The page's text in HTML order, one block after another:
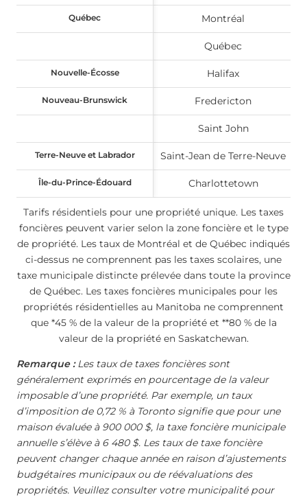
Québec Montréal
Québec
Nouvelle-Écosse Halifax
Nouveau-Brunswick Fredericton
Saint John
Terre-Neuve et Labrador Saint-Jean de Terre-Neuve
Île-du-Prince-Édouard Charlottetown
Québec
Nouvelle-Écosse
Nouveau-Brunswick
Terre-Neuve et Labrador
Île-du-Prince-Édouard
Tarifs résidentiels pour une propriété unique. Les taxes
foncières peuvent varier selon la zone foncière et le type
de propriété. Les taux de Montréal et de Québec indiqués
ci-dessus ne comprennent pas les taxes scolaires, une
taxe municipale distincte prélevée dans toute la province
de Québec. Les taxes foncières municipales pour les
propriétés résidentielles au Manitoba ne comprennent
que *45 % de la valeur de la propriété et **80 % de la
valeur de la propriété en Saskatchewan.
Remarque :Les taux de taxes foncières sont
généralement exprimés en pourcentage de la valeur
imposable d’une propriété. Par exemple, un taux
d’imposition de 0,72 % à Toronto signifie que pour une
maison évaluée à 900 000 $, la taxe foncière municipale
annuelle s’élève à 6 480 $. Les taux de taxe foncière
peuvent changer chaque année en raison d’ajustements
budgétaires municipaux ou de réévaluations des
propriétés. Veuillez consulter votre municipalité pour